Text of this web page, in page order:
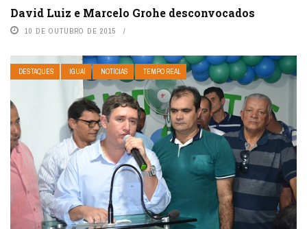
David Luiz e Marcelo Grohe desconvocados
10 DE OUTUBRO DE 2015
DESTAQUES IGUAÍ NOTÍCIAS TEMPO REAL